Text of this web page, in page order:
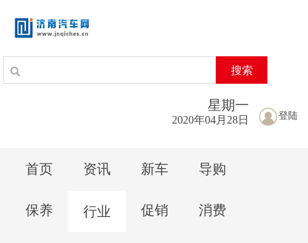
搜索
登陆
星期一
2020年04月28日
首页 资讯 新车 导购
保养 行业 促销 消费